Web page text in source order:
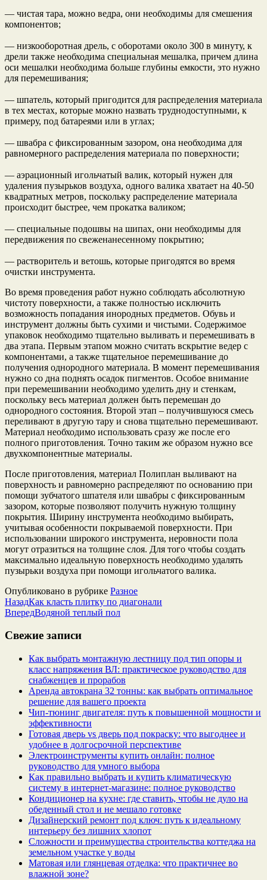
— чистая тара, можно ведра, они необходимы для смешения
компонентов;
— низкооборотная дрель, с оборотами около 300 в минуту, к
дрели также необходима специальная мешалка, причем длина
оси мешалки необходима больше глубины емкости, это нужно
для перемешивания;
— шпатель, который пригодится для распределения материала
в тех местах, которые можно назвать труднодоступными, к
примеру, под батареями или в углах;
— швабра с фиксированным зазором, она необходима для
равномерного распределения материала по поверхности;
— аэрационный игольчатый валик, который нужен для
удаления пузырьков воздуха, одного валика хватает на 40-50
квадратных метров, поскольку распределение материала
происходит быстрее, чем прокатка валиком;
— специальные подошвы на шипах, они необходимы для
передвижения по свеженанесенному покрытию;
— растворитель и ветошь, которые пригодятся во время
очистки инструмента.
Во время проведения работ нужно соблюдать абсолютную
чистоту поверхности, а также полностью исключить
возможность попадания инородных предметов. Обувь и
инструмент должны быть сухими и чистыми. Содержимое
упаковок необходимо тщательно выливать и перемешивать в
два этапа. Первым этапом можно считать вскрытие ведер с
компонентами, а также тщательное перемешивание до
получения однородного материала. В момент перемешивания
нужно со дна поднять осадок пигментов. Особое внимание
при перемешивании необходимо уделить дну и стенкам,
поскольку весь материал должен быть перемешан до
однородного состояния. Второй этап – получившуюся смесь
переливают в другую тару и снова тщательно перемешивают.
Материал необходимо использовать сразу же после его
полного приготовления. Точно таким же образом нужно все
двухкомпонентные материалы.
После приготовления, материал Полиплан выливают на
поверхность и равномерно распределяют по основанию при
помощи зубчатого шпателя или швабры с фиксированным
зазором, которые позволяют получить нужную толщину
покрытия. Ширину инструмента необходимо выбирать,
учитывая особенности покрываемой поверхности. При
использовании широкого инструмента, неровности пола
могут отразиться на толщине слоя. Для того чтобы создать
максимально идеальную поверхность необходимо удалять
пузырьки воздуха при помощи игольчатого валика.
Опубликовано в рубрике Разное
НазадКак класть плитку по диагонали
ВпередВодяной теплый пол
Свежие записи
Как выбрать монтажную лестницу под тип опоры и
класс напряжения ВЛ: практическое руководство для
снабженцев и прорабов
Аренда автокрана 32 тонны: как выбрать оптимальное
решение для вашего проекта
Чип‑тюнинг двигателя: путь к повышенной мощности и
эффективности
Готовая дверь vs дверь под покраску: что выгоднее и
удобнее в долгосрочной перспективе
Электроинструменты купить онлайн: полное
руководство для умного выбора
Как правильно выбрать и купить климатическую
систему в интернет‑магазине: полное руководство
Кондиционер на кухне: где ставить, чтобы не дуло на
обеденный стол и не мешало готовке
Дизайнерский ремонт под ключ: путь к идеальному
интерьеру без лишних хлопот
Сложности и преимущества строительства коттеджа на
земельном участке у воды
Матовая или глянцевая отделка: что практичнее во
влажной зоне?